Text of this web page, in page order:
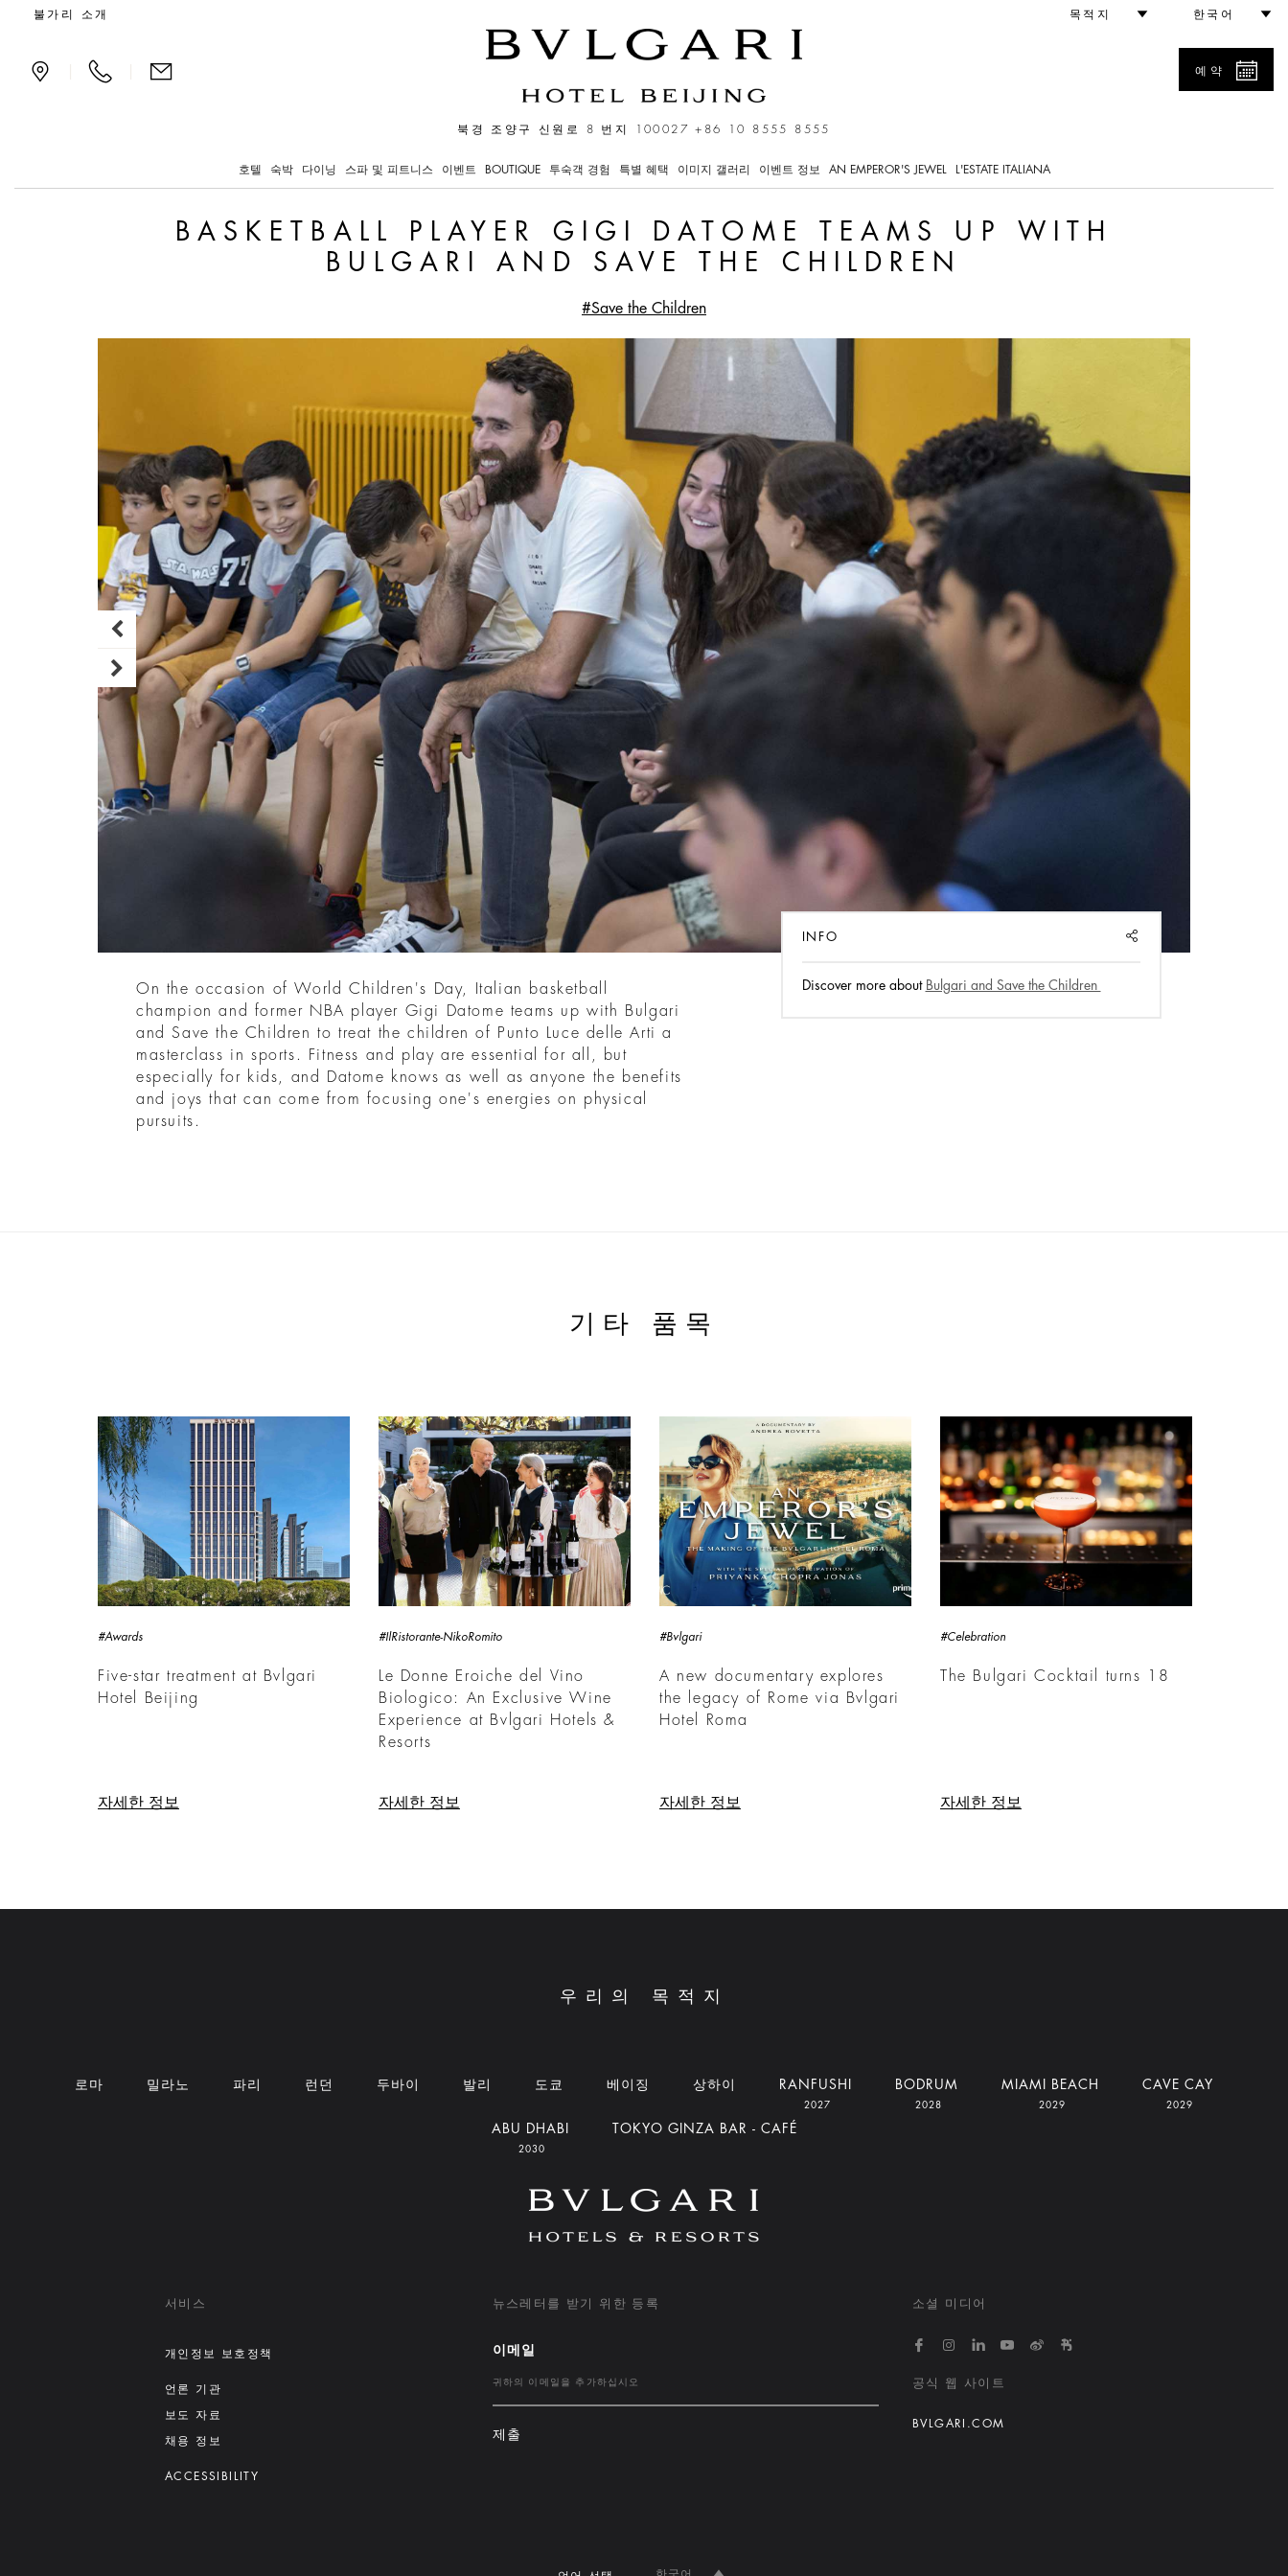
Basketball player Gigi Datome teams up with Bulgari and Save the
불가리 소개 목적지 한국어
북경 조양구 신원로 8 번지 100027+86 10 8555 8555
예약
호텔 숙박 다이닝 스파 및 피트니스 이벤트 BOUTIQUE 투숙객 경험 특별 혜택 이미지 갤러리 이벤트 정보 AN EMPEROR'S JEWEL L'ESTATE ITALIANA
BASKETBALL PLAYER GIGI DATOME TEAMS UP WITH
BULGARI AND SAVE THE CHILDREN
#Save the Children
INFO
Discover more about Bulgari and Save the Children
On the occasion of World Children's Day, Italian basketball
champion and former NBA player Gigi Datome teams up with Bulgari
and Save the Children to treat the children of Punto Luce delle Arti a
masterclass in sports. Fitness and play are essential for all, but
especially for kids, and Datome knows as well as anyone the benefits
and joys that can come from focusing one's energies on physical
pursuits.
기타 품목
#Awards
Five-star treatment at Bvlgari
Hotel Beijing
자세한 정보
#IlRistorante-NikoRomito
Le Donne Eroiche del Vino
Biologico: An Exclusive Wine
Experience at Bvlgari Hotels &
Resorts
자세한 정보
#Bvlgari
A new documentary explores
the legacy of Rome via Bvlgari
Hotel Roma
자세한 정보
#Celebration
The Bulgari Cocktail turns 18
자세한 정보
우리의 목적지
로마 밀라노 파리 런던 두바이 발리 도쿄 베이징 상하이 RANFUSHI
2027
BODRUM
2028
MIAMI BEACH
2029
CAVE CAY
2029
ABU DHABI
2030
TOKYO GINZA BAR - CAFÉ
서비스
개인정보 보호정책
언론 기관
보도 자료
채용 정보
ACCESSIBILITY
뉴스레터를 받기 위한 등록
이메일
제출
소셜 미디어
https://www.facebook.com/
https://www.instagram.com/bvlgarihotels/
https://www.linkedin.com/company/
https://www.youtube.com/
http://weibo.com/bulgarihotels
공식 웹 사이트
BVLGARI.COM
한국어